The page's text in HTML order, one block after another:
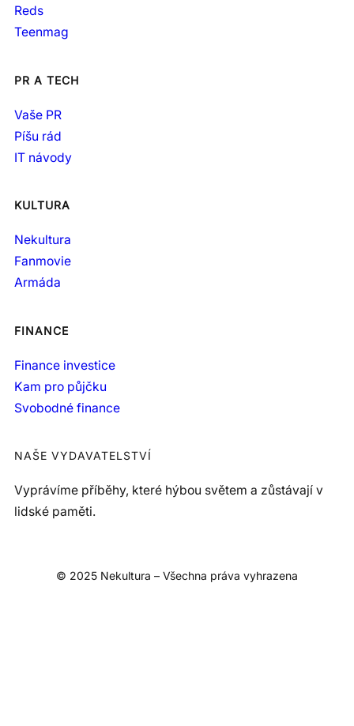
Reds
Teenmag
PR A TECH
Vaše PR
Píšu rád
IT návody
KULTURA
Nekultura
Fanmovie
Armáda
FINANCE
Finance investice
Kam pro půjčku
Svobodné finance
NAŠE VYDAVATELSTVÍ
Vyprávíme příběhy, které hýbou světem a zůstávají v
lidské paměti.
© 2025 Nekultura – Všechna práva vyhrazena